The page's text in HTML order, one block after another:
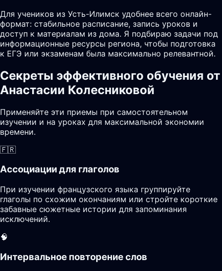
Для учеников из Усть-Илимск удобнее всего онлайн-
формат: стабильное расписание, запись уроков и
доступ к материалам из дома. Я подбираю задачи под
информационные ресурсы региона, чтобы подготовка
к ЕГЭ или экзаменам была максимально релевантной.
Секреты эффективного обучения от
Анастасии Колесниковой
Применяйте эти приемы при самостоятельном
изучении и на уроках для максимальной экономии
времени.
🇫🇷
Ассоциации для глаголов
При изучении французского языка группируйте
глаголы по схожим окончаниям или стройте короткие
забавные сюжетные истории для запоминания
исключений.
🧠
Интервальное повторение слов